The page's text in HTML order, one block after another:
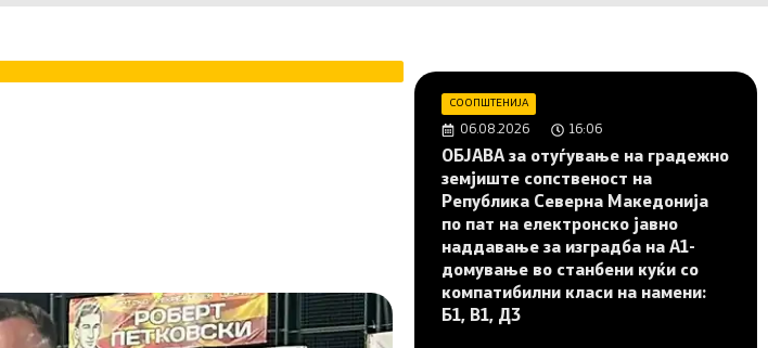
СООПШТЕНИЈА
06.08.2026 16:06
ОБЈАВА за отуѓување на градежно
земјиште сопственост на
Република Северна Македонија
по пат на електронско јавно
наддавање за изградба на A1-
домување во станбени куќи со
компатибилни класи на намени:
Б1, В1, Д3